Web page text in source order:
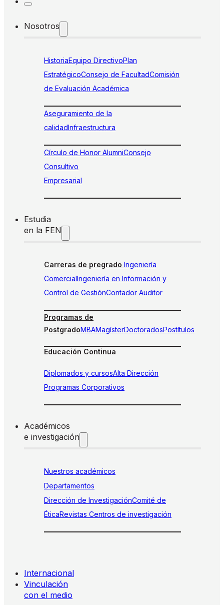
Nosotros
HistoriaEquipo DirectivoPlan
EstratégicoConsejo de FacultadComisión
de Evaluación Académica
Aseguramiento de la
calidadInfraestructura
Círculo de Honor AlumniConsejo
Consultivo
Empresarial
Estudia
en la FEN
Carreras de pregrado Ingeniería
ComercialIngeniería en Información y
Control de GestiónContador Auditor
Programas de
PostgradoMBAMagísterDoctoradosPostítulos
Educación Continua
Diplomados y cursosAlta Dirección
Programas Corporativos
Académicos
e investigación
Nuestros académicos
Departamentos
Dirección de InvestigaciónComité de
ÉticaRevistas Centros de investigación
Internacional
Vinculación
con el medio